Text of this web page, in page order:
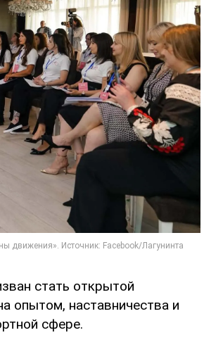
стать открытой
опытом, наставничества и
сфере.